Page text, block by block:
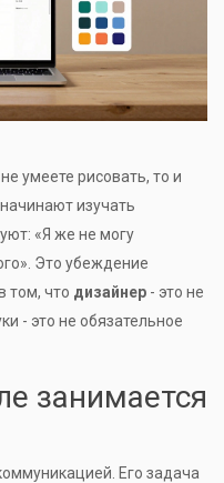
умеете рисовать, то и
изучать
«Я же не могу
Это убеждение
том, что дизайнер - это не
- это не обязательное
занимается
Его задача